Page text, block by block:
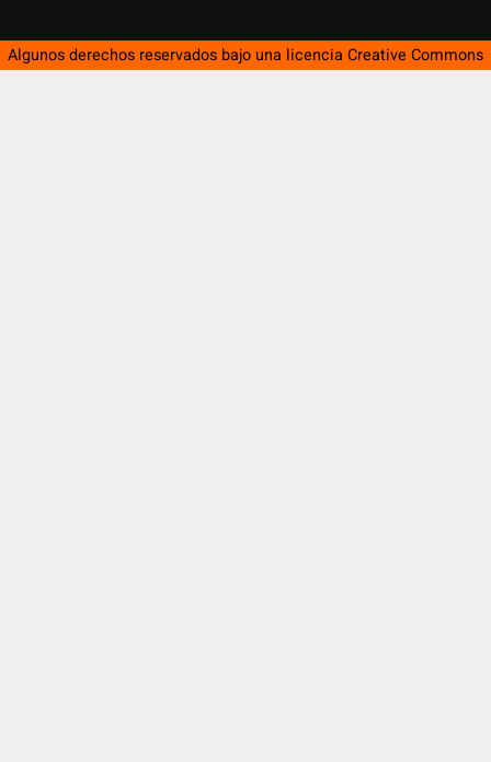
Algunos derechos reservados bajo una licencia Creative Commons